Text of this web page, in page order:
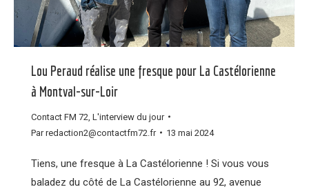
Lou Peraud réalise une fresque pour La Castélorienne
à Montval-sur-Loir
Contact FM 72 L'interview du jour
Parredaction2@contactfm72.fr 13 mai 2024
Tiens, une fresque à La Castélorienne ! Si vous vous
baladez du côté de La Castélorienne au 92, avenue